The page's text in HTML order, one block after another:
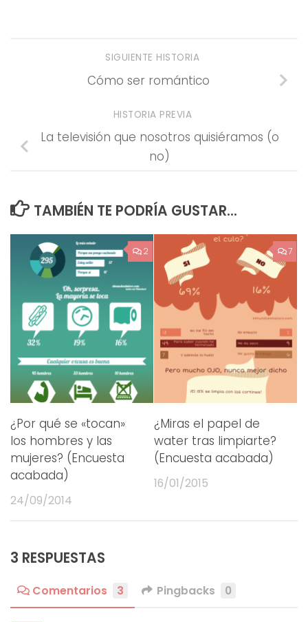
SIGUIENTE HISTORIA
Cómo ser romántico
HISTORIA PREVIA
La televisión que nosotros quisiéramos (o
no)
TAMBIÉN TE PODRÍA GUSTAR...
2
¿Por qué se «tocan»
los hombres y las
mujeres? (Encuesta
acabada)
24/09/2014
7
¿Miras el papel de
water tras limpiarte?
(Encuesta acabada)
16/01/2015
3 RESPUESTAS
Comentarios 3 Pingbacks 0